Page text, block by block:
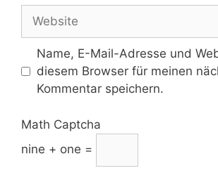
Adresse
Website
Name, E-Mail-Adresse und
diesem Browser für meinen
Kommentar speichern.
Math Captcha
nine + one =